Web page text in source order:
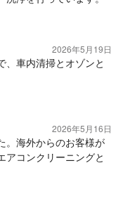
2026年5月19日
、車内清掃とオゾンと
2026年5月16日
。海外からのお客様が
アコンクリーニングと